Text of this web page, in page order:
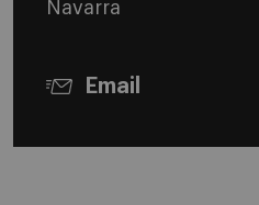
Navarra
Email